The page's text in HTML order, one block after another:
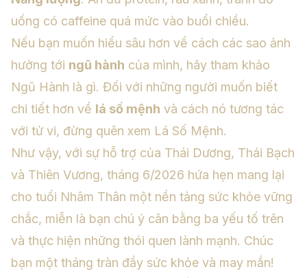
uống có caffeine quá mức vào buổi chiều.
Nếu bạn muốn hiểu sâu hơn về cách các sao ảnh
hưởng tới ngũ hành của mình, hãy tham khảo
Ngũ Hành là gì. Đối với những người muốn biết
chi tiết hơn về lá số mệnh và cách nó tương tác
với tử vi, đừng quên xem Lá Số Mệnh.
Như vậy, với sự hỗ trợ của Thái Dương, Thái Bạch
và Thiên Vương, tháng 6/2026 hứa hẹn mang lại
cho tuổi Nhâm Thân một nền tảng sức khỏe vững
chắc, miễn là bạn chú ý cân bằng ba yếu tố trên
và thực hiện những thói quen lành mạnh. Chúc
bạn một tháng tràn đầy sức khỏe và may mắn!